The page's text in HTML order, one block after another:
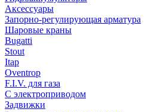
Аксессуары
Запорно-регулирующая арматура
Шаровые краны
Bugatti
Stout
Itap
Oventrop
F.I.V. для газа
С электроприводом
Задвижки